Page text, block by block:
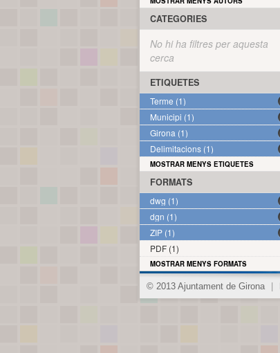
CATEGORIES
No hi ha filtres per aquesta
cerca
ETIQUETES
Terme (1)
Municipi (1)
Girona (1)
Delimitacions (1)
MOSTRAR MENYS ETIQUETES
FORMATS
dwg (1)
dgn (1)
ZIP (1)
PDF (1)
MOSTRAR MENYS FORMATS
© 2013 Ajuntament de Girona